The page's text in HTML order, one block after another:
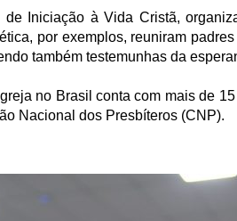
de Iniciação à Vida Cristã,
por exemplos, reuniram
também testemunhas da
no Brasil conta com mais de
Nacional dos Presbíteros (CNP).